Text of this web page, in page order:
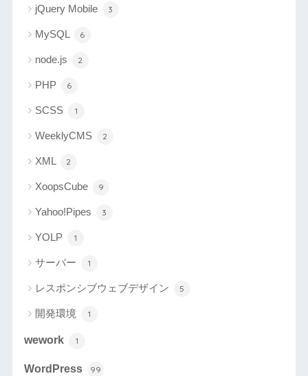
jQuery Mobile 3
MySQL 6
node.js 2
PHP 6
SCSS 1
WeeklyCMS 2
XML 2
XoopsCube 9
Yahoo!Pipes 3
YOLP 1
サーバー 1
レスポンシブウェブデザイン 5
開発環境 1
wework 1
WordPress 99